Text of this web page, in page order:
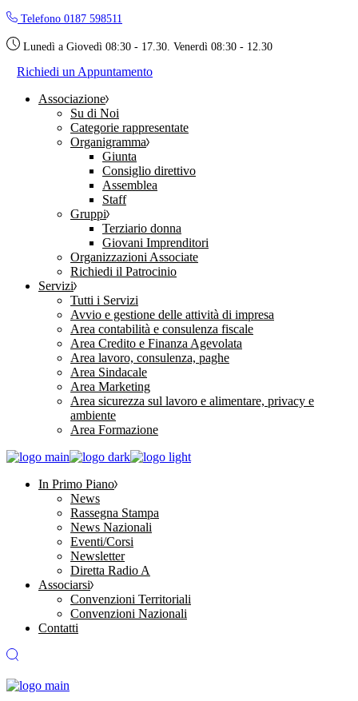
Skip
the
Telefono 0187 598511
Lunedì a Giovedì 08:30 - 17.30. Venerdì 08:30 - 12.30
Richiedi un Appuntamento
Associazione
Su di Noi
Categorie rappresentate
Organigramma
Giunta
Consiglio direttivo
Assemblea
Staff
Gruppi
Terziario donna
Giovani Imprenditori
Organizzazioni Associate
Richiedi il Patrocinio
Servizi
Tutti i Servizi
Avvio e gestione delle attività di impresa
Area contabilità e consulenza fiscale
Area Credito e Finanza Agevolata
Area lavoro, consulenza, paghe
Area Sindacale
Area Marketing
Area sicurezza sul lavoro e alimentare, privacy e
ambiente
Area Formazione
In Primo Piano
News
Rassegna Stampa
News Nazionali
Eventi/Corsi
Newsletter
Diretta Radio A
Associarsi
Convenzioni Territoriali
Convenzioni Nazionali
Contatti